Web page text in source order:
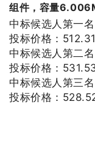
组件，容量
中标候选人第一
投标价格：
中标候选人第二
投标价格：
中标候选人第三
投标价格：